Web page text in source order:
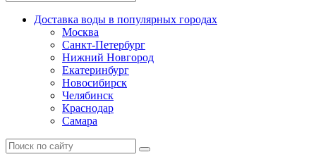
Доставка воды в популярных городах
Москва
Санкт-Петербург
Нижний Новгород
Екатеринбург
Новосибирск
Челябинск
Краснодар
Самара